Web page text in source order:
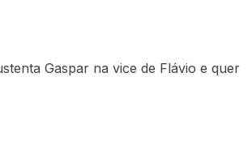
Gaspar na vice de Flávio e quer